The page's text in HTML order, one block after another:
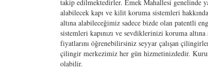
takip edilmektedirler. Emek Mahallesi genelinde
alabilecek kapı ve kilit koruma sistemleri
altına alabileceğimiz sadece bizde olan patentli
sistemleri kapınızı ve sevdiklerinizi koruma
fiyatlarını öğrenebilirsiniz seyyar çalışan
çilingir merkezimiz her gün hizmetinizdedir.
olabilir.